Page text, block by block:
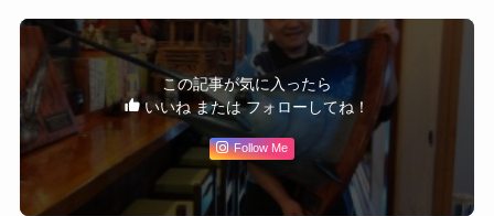
この記事が気に入ったら
いいね または フォローしてね！
Follow Me